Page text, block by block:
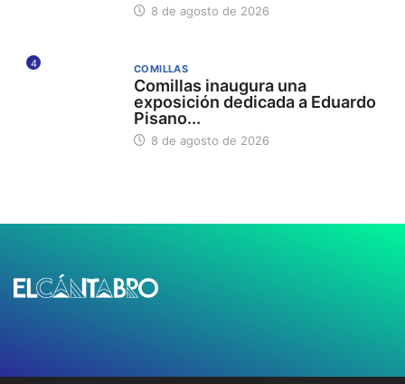
8 de agosto de 2026
4 COMILLAS
Comillas inaugura una
exposición dedicada a Eduardo
Pisano...
8 de agosto de 2026